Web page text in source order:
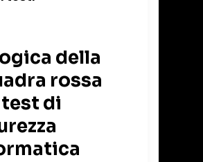
della
rossa
di